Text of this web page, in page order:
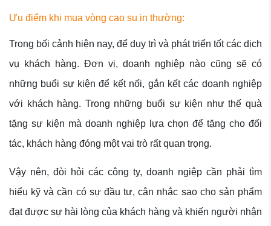
Ưu điểm khi mua vòng cao su in thường:
Trong bối cảnh hiện nay, để duy trì và phát triển tốt các dịch
vụ khách hàng. Đơn vị, doanh nghiệp nào cũng sẽ có
những buổi sự kiện để kết nối, gắn kết các doanh nghiệp
với khách hàng. Trong những buổi sự kiện như thế quà
tặng sự kiện mà doanh nghiệp lựa chọn để tặng cho đối
tác, khách hàng đóng một vai trò rất quan trọng.
Vậy nên, đòi hỏi các công ty, doanh ngiệp cần phải tìm
hiểu kỹ và cần có sự đầu tư, cân nhắc sao cho sản phẩm
đạt được sự hài lòng của khách hàng và khiến người nhận